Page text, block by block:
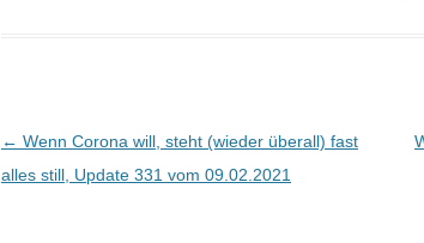
Beitragsnavigation
← Wenn Corona will, steht (wieder überall) fast
alles still, Update 331 vom 09.02.2021